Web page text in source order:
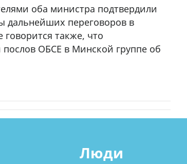
оба министра подтвердили
дальнейших переговоров в
также, что
ОБСЕ в Минской группе об
Люди